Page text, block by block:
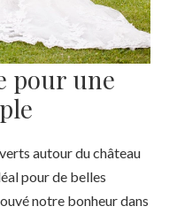
pour une
autour du château
pour de belles
notre bonheur dans